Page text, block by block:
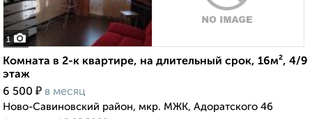
1
Комната в 2-к квартире, на длительный срок, 16м², 4/9
этаж
6 500 ₽ в месяц
Ново-Савиновский район, мкр. МЖК, Адоратского 46